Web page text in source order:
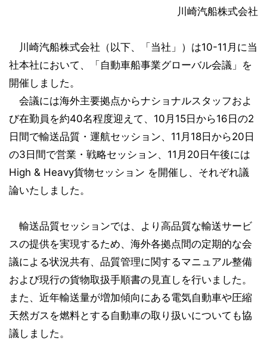
川崎汽船株式会社
川崎汽船株式会社（以下、「当社」）は10-11月に当
社本社において、「自動車船事業グローバル会議」を
開催しました。
会議には海外主要拠点からナショナルスタッフおよ
び在勤員を約40名程度迎えて、10月15日から16日の2
日間で輸送品質・運航セッション、11月18日から20日
の3日間で営業・戦略セッション、11月20日午後には
High & Heavy貨物セッション を開催し、それぞれ議
論いたしました。
輸送品質セッションでは、より高品質な輸送サービ
スの提供を実現するため、海外各拠点間の定期的な会
議による状況共有、品質管理に関するマニュアル整備
および現行の貨物取扱手順書の見直しを行いました。
また、近年輸送量が増加傾向にある電気自動車や圧縮
天然ガスを燃料とする自動車の取り扱いについても協
議しました。